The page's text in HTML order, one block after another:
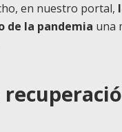
en nuestro portal,
de la pandemia una